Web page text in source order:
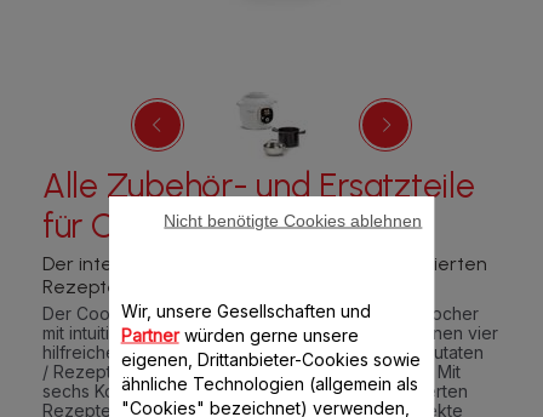
Alle Zubehör- und Ersatzteile
für Cookeo+ CE85BA
Der intelligente Multikocher mit 180 vorinstallierten
Rezepten
Der Cookeo+ von Moulinex ist ein smarter Multikocher
mit intuitivem und intelligentem Bedienfeld, der Ihnen vier
hilfreiche Kochprogramme zur Verfügung stellt: Zutaten
/ Rezepte / Manueller Modus / Favoriten-Modus. Mit
sechs Kocheinstellungen und 180 vorprogrammierten
Rezepten ist der Cookeo+ Multikocher der perfekte
Wir, unsere Gesellschaften und
Partnerwürden gerne unsere
eigenen, Drittanbieter-Cookies sowie
ähnliche Technologien (allgemein als
"Cookies" bezeichnet) verwenden,
Nicht benötigte Cookies ablehnen